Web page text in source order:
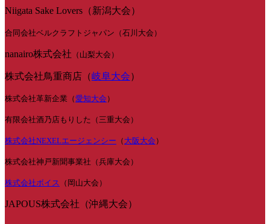
Niigata Sake Lovers（新潟大会）
合同会社ベルクラフトジャパン（石川大会）
nanairo株式会社 （山梨大会）
株式会社鳥重商店（岐阜大会）
株式会社革新企業（愛知大会 ）
有限会社酒乃店もりした（三重大会）
株式会社NEXELエージェンシー （ 大阪大会 ）
株式会社神戸新聞事業社（兵庫大会）
株式会社ボイス （岡山大会）
JAPOUS株式会社（沖縄大会）